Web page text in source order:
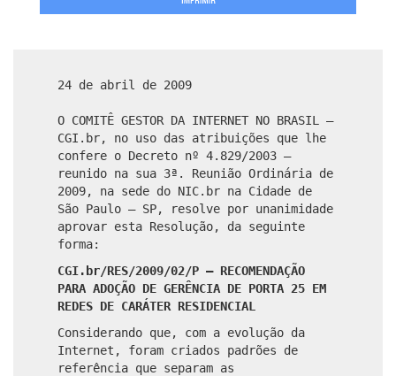
24 de abril de 2009
O COMITÊ GESTOR DA INTERNET NO BRASIL –
CGI.br, no uso das atribuições que lhe
confere o Decreto nº 4.829/2003 –
reunido na sua 3ª. Reunião Ordinária de
2009, na sede do NIC.br na Cidade de
São Paulo – SP, resolve por unanimidade
aprovar esta Resolução, da seguinte
forma:
CGI.br/RES/2009/02/P – RECOMENDAÇÃO
PARA ADOÇÃO DE GERÊNCIA DE PORTA 25 EM
REDES DE CARÁTER RESIDENCIAL
Considerando que, com a evolução da
Internet, foram criados padrões de
referência que separam as